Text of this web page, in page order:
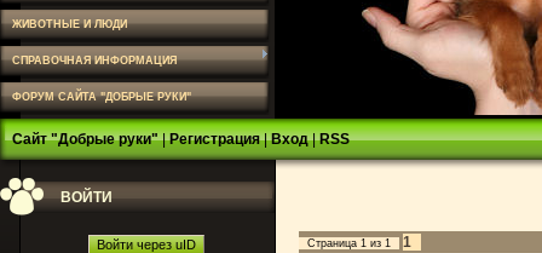
ЖИВОТНЫЕ И ЛЮДИ
СПРАВОЧНАЯ ИНФОРМАЦИЯ
ФОРУМ САЙТА "ДОБРЫЕ РУКИ"
Сайт "Добрые руки"|Регистрация|Вход|RSS
ВОЙТИ
Войти через uID
Страница 1 из 1 1